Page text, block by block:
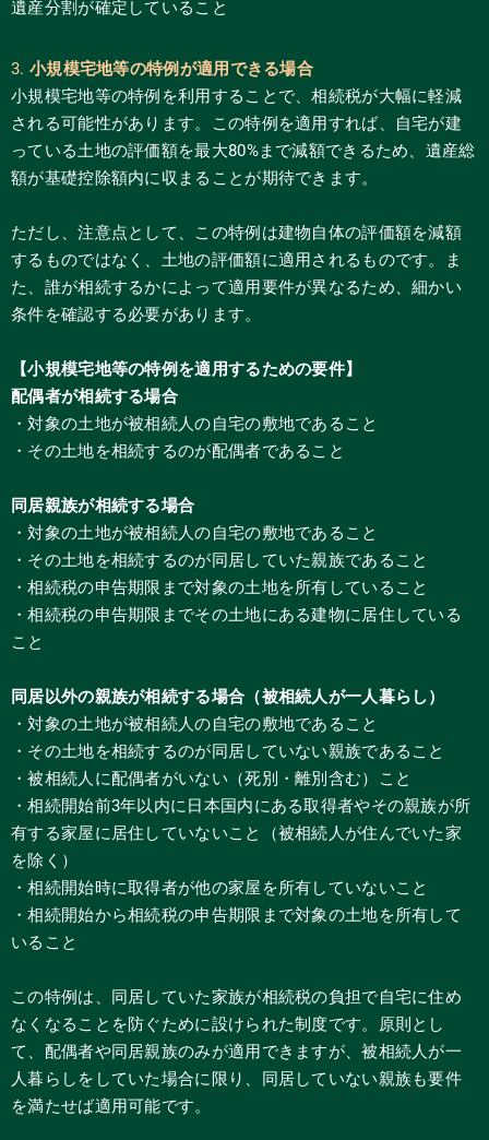
遺産分割が確定していること
3. 小規模宅地等の特例が適用できる場合
小規模宅地等の特例を利用することで、相続税が大幅に軽減
される可能性があります。この特例を適用すれば、自宅が建
っている土地の評価額を最大80%まで減額できるため、遺産総
額が基礎控除額内に収まることが期待できます。
ただし、注意点として、この特例は建物自体の評価額を減額
するものではなく、土地の評価額に適用されるものです。ま
た、誰が相続するかによって適用要件が異なるため、細かい
条件を確認する必要があります。
【小規模宅地等の特例を適用するための要件】
配偶者が相続する場合
・対象の土地が被相続人の自宅の敷地であること
・その土地を相続するのが配偶者であること
同居親族が相続する場合
・対象の土地が被相続人の自宅の敷地であること
・その土地を相続するのが同居していた親族であること
・相続税の申告期限まで対象の土地を所有していること
・相続税の申告期限までその土地にある建物に居住している
こと
同居以外の親族が相続する場合（被相続人が一人暮らし）
・対象の土地が被相続人の自宅の敷地であること
・その土地を相続するのが同居していない親族であること
・被相続人に配偶者がいない（死別・離別含む）こと
・相続開始前3年以内に日本国内にある取得者やその親族が所
有する家屋に居住していないこと（被相続人が住んでいた家
を除く）
・相続開始時に取得者が他の家屋を所有していないこと
・相続開始から相続税の申告期限まで対象の土地を所有して
いること
この特例は、同居していた家族が相続税の負担で自宅に住め
なくなることを防ぐために設けられた制度です。原則とし
て、配偶者や同居親族のみが適用できますが、被相続人が一
人暮らしをしていた場合に限り、同居していない親族も要件
を満たせば適用可能です。